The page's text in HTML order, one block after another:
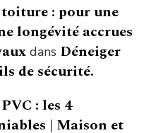
: pour une
longévité accrues
dans Déneiger
de sécurité.
: les 4
| Maison et